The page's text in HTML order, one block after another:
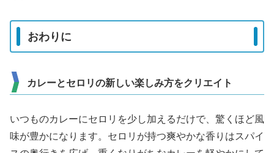
おわりに
カレーとセロリの新しい楽しみ方をクリエイト
いつものカレーにセロリを少し加えるだけで、驚くほど風
味が豊かになります。セロリが持つ爽やかな香りはスパイ